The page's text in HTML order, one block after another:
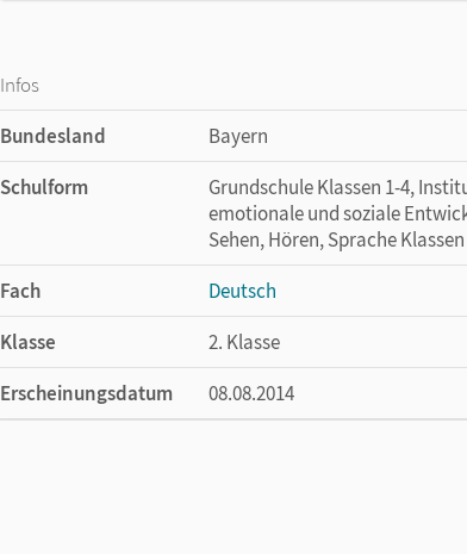
Infos
Bundesland
Bayern
Schulform
Grundschule Klassen 1-4,
emotionale und soziale
Sehen, Hören, Sprache
Fach
Deutsch
Klasse
2. Klasse
Erscheinungsdatum
08.08.2014